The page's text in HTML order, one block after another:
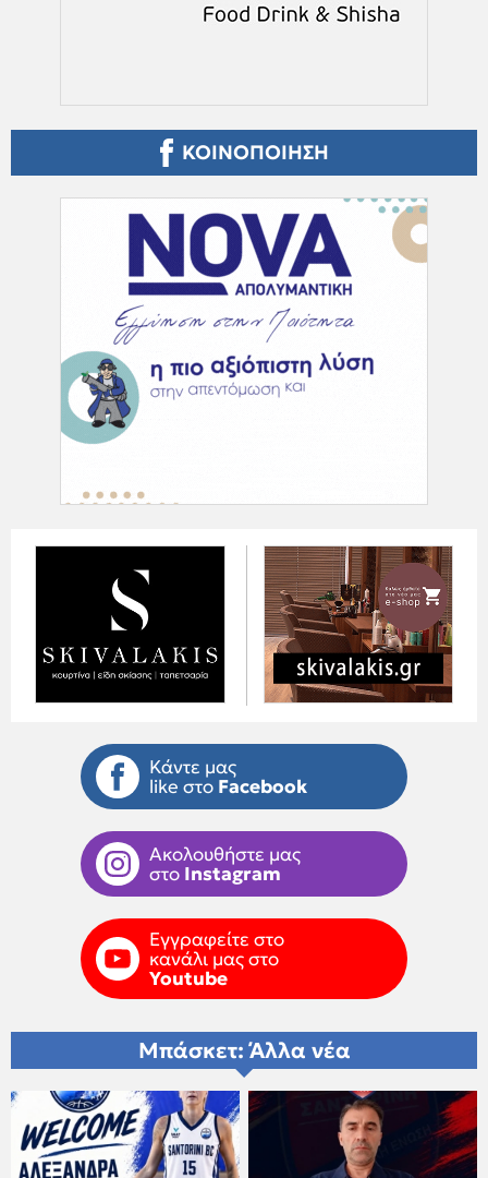
ΚΟΙΝΟΠΟΙΗΣΗ
Κάντε μας
like στο Facebook
Ακολουθήστε μας
στο Instagram
Εγγραφείτε στο
κανάλι μας στο
Youtube
Μπάσκετ: Άλλα νέα